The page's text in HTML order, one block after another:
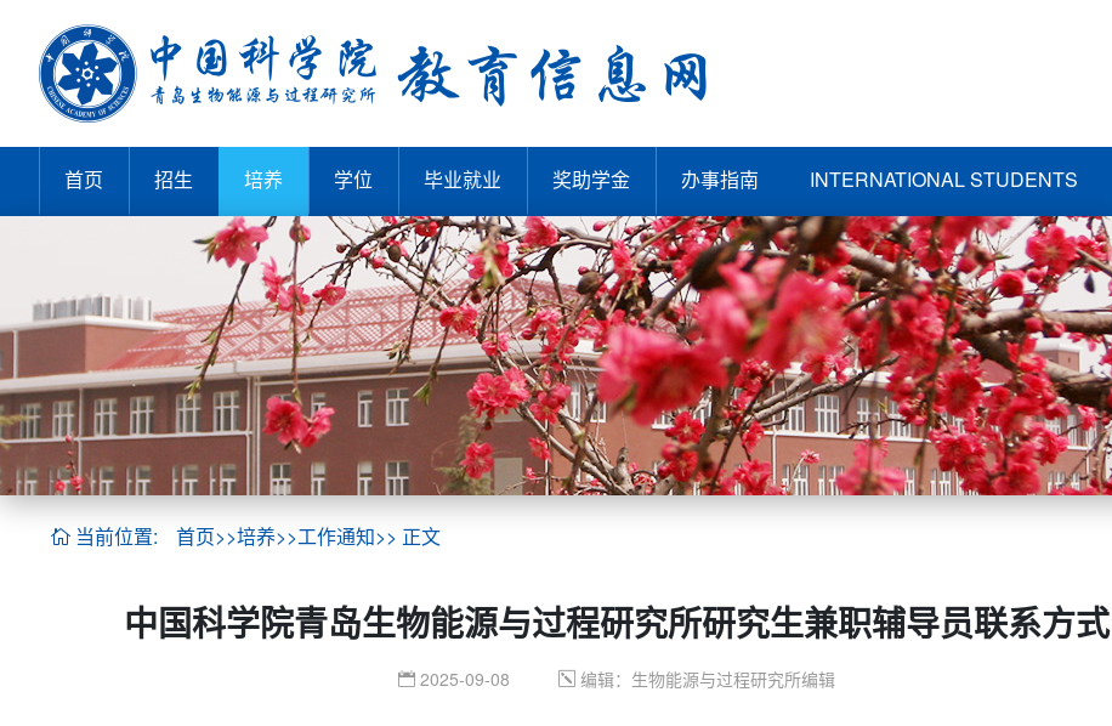
首页 招生 培养 学位 毕业就业 奖助学金 办事指南 INTERNATIONAL STUDENTS
当前位置: 首页>>培养>>工作通知>> 正文
中国科学院青岛生物能源与过程研究所研究生兼职辅导员联系方式
2025-09-08 编辑：生物能源与过程研究所编辑